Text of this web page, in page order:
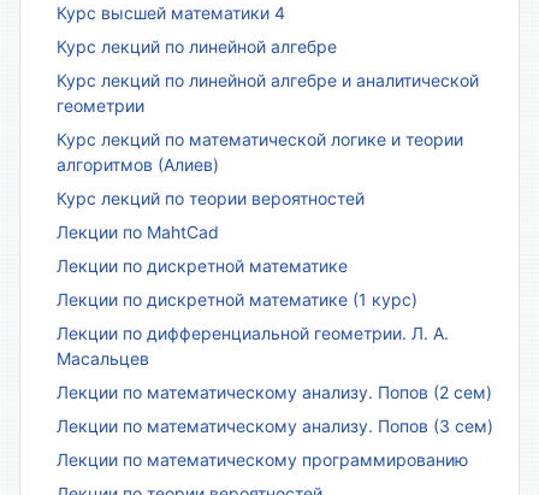
Курс высшей математики 4
Курс лекций по линейной алгебре
Курс лекций по линейной алгебре и аналитической
геометрии
Курс лекций по математической логике и теории
алгоритмов (Алиев)
Курс лекций по теории вероятностей
Лекции по MahtCad
Лекции по дискретной математике
Лекции по дискретной математике (1 курс)
Лекции по дифференциальной геометрии. Л. А.
Масальцев
Лекции по математическому анализу. Попов (2 сем)
Лекции по математическому анализу. Попов (3 сем)
Лекции по математическому программированию